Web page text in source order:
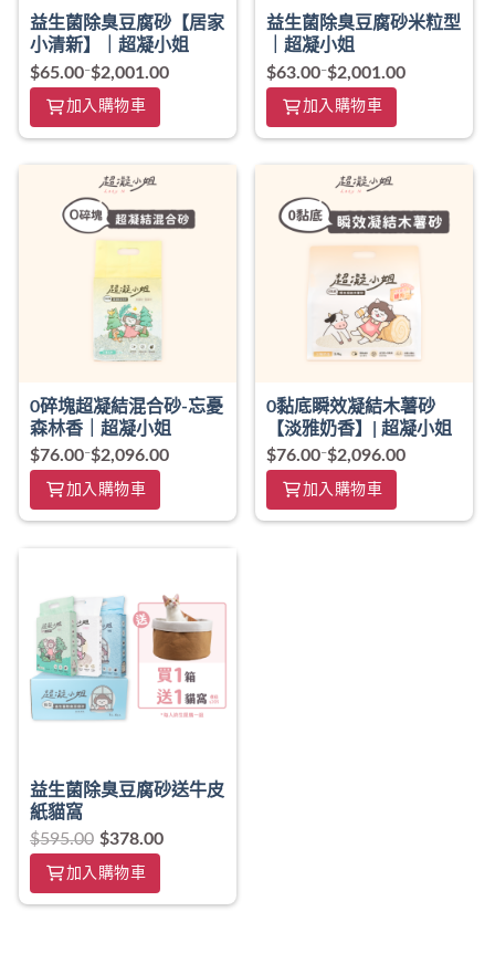
益生菌除臭豆腐砂【居家
小清新】｜超凝小姐
$65.00–$2,001.00
加入購物車
益生菌除臭豆腐砂米粒型
｜超凝小姐
$63.00–$2,001.00
加入購物車
0碎塊超凝結混合砂-忘憂
森林香｜超凝小姐
$76.00–$2,096.00
加入購物車
0黏底瞬效凝結木薯砂
【淡雅奶香】| 超凝小姐
$76.00–$2,096.00
加入購物車
益生菌除臭豆腐砂送牛皮
紙貓窩
$595.00 $378.00
加入購物車